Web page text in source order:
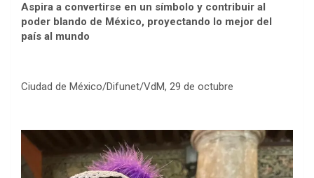
Aspira a convertirse en un símbolo y contribuir al
poder blando de México, proyectando lo mejor del
país al mundo
Ciudad de México/Difunet/VdM, 29 de octubre